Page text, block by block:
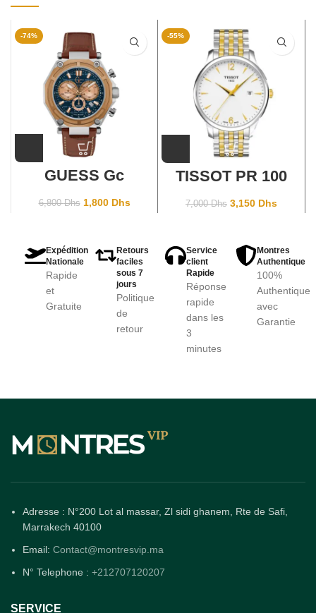
-74%
GUESS Gc
6,800Dhs 1,800 Dhs
-55%
TISSOT PR 100
7,000Dhs 3,150 Dhs
Expédition
Nationale
Rapide
et
Gratuite
Retours
faciles
sous 7
jours
Politique
de
retour
Service
client
Rapide
Réponse
rapide
dans les
3
minutes
Montres
Authentique
100%
Authentique
avec
Garantie
Adresse : N°200 Lot al massar, Zl sidi ghanem, Rte de Safi,
Marrakech 40100
Email: Contact@montresvip.ma
N° Telephone : +212707120207
SERVICE